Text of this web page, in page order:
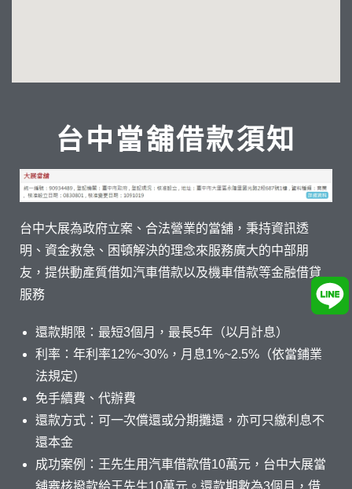
台中當舖借款須知
台中大展為政府立案、合法營業的當舖，秉持資訊透
明、資金救急、困頓解決的理念來服務廣大的中部朋
友，提供動產質借如汽車借款以及機車借款等金融借貸
服務
還款期限：最短3個月，最長5年（以月計息）
利率：年利率12%~30%，月息1%~2.5%（依當鋪業
法規定）
免手續費、代辦費
還款方式：可一次償還或分期攤還，亦可只繳利息不
還本金
成功案例：王先生用汽車借款借10萬元，台中大展當
舖審核撥款給王先生10萬元。還款期數為3個月，借